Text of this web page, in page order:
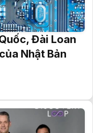
Đài Loan
Nhật Bản